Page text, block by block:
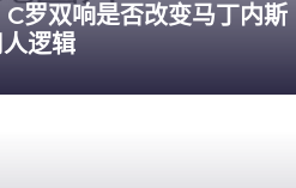
罗双响是否改变马丁内斯
逻辑